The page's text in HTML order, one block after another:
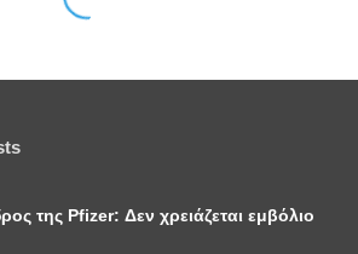
της Pfizer: Δεν χρειάζεται εμβόλιο